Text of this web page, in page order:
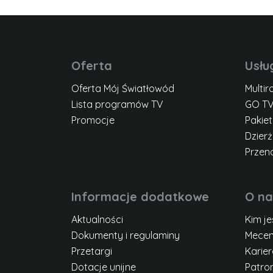
Oferta
Oferta Mój Światłowód
Lista programów TV
Promocje
GO
Informacje dodatkowe
Aktualności
Dokumenty i regulaminy
Przetargi
Dotacje unijne
O
Kim